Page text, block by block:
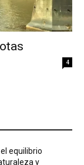
4
equilibrio
y